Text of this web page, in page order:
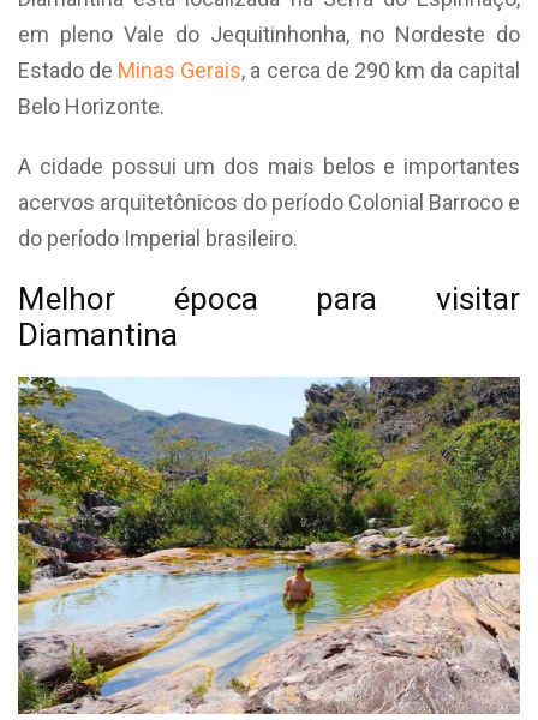
em pleno Vale do Jequitinhonha, no Nordeste do
Estado de Minas Gerais, a cerca de 290 km da capital
Belo Horizonte.
A cidade possui um dos mais belos e importantes
acervos arquitetônicos do período Colonial Barroco e
do período Imperial brasileiro.
Melhor época para visitar
Diamantina